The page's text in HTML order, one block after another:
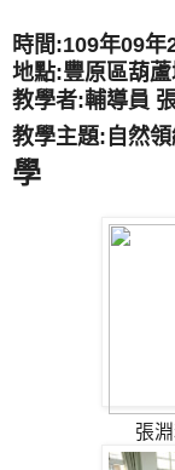
時間:109年09年
地點:豐原區葫
教學者:輔導員
教學主題: 自然
學
張